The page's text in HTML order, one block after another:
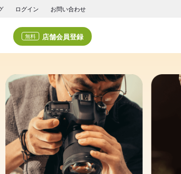
ログイン お問い合わせ
無料 店舗会員登録